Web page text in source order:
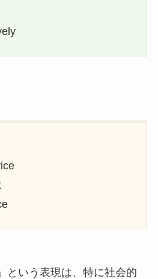
という表現は、特に社会的